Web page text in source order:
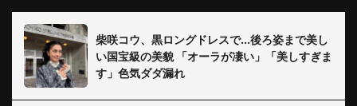
柴咲コウ、黒ロングドレスで...後ろ姿まで美し
い国宝級の美貌 「オーラが凄い」「美しすぎま
す」色気ダダ漏れ